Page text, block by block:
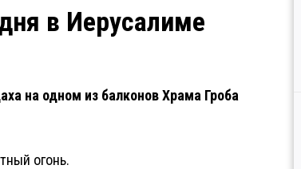
в Иерусалиме
на одном из балконов Храма Гроба
огонь.